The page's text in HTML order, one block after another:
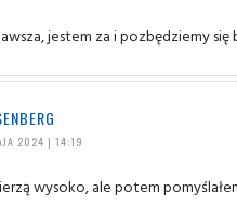
jestem za i pozbędziemy się
2024 | 14:19
wysoko, ale potem